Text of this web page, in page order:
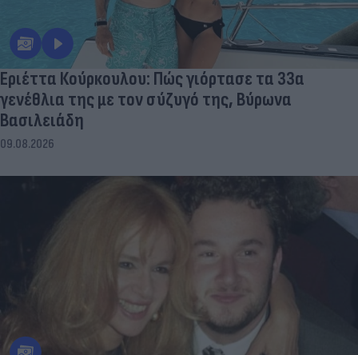
Εριέττα Κούρκουλου: Πώς γιόρτασε τα 33α
γενέθλια της με τον σύζυγό της, Βύρωνα
Βασιλειάδη
09.08.2026